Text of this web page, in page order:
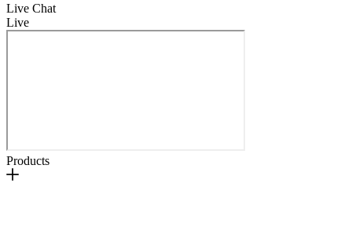
Live Chat
Live
Products